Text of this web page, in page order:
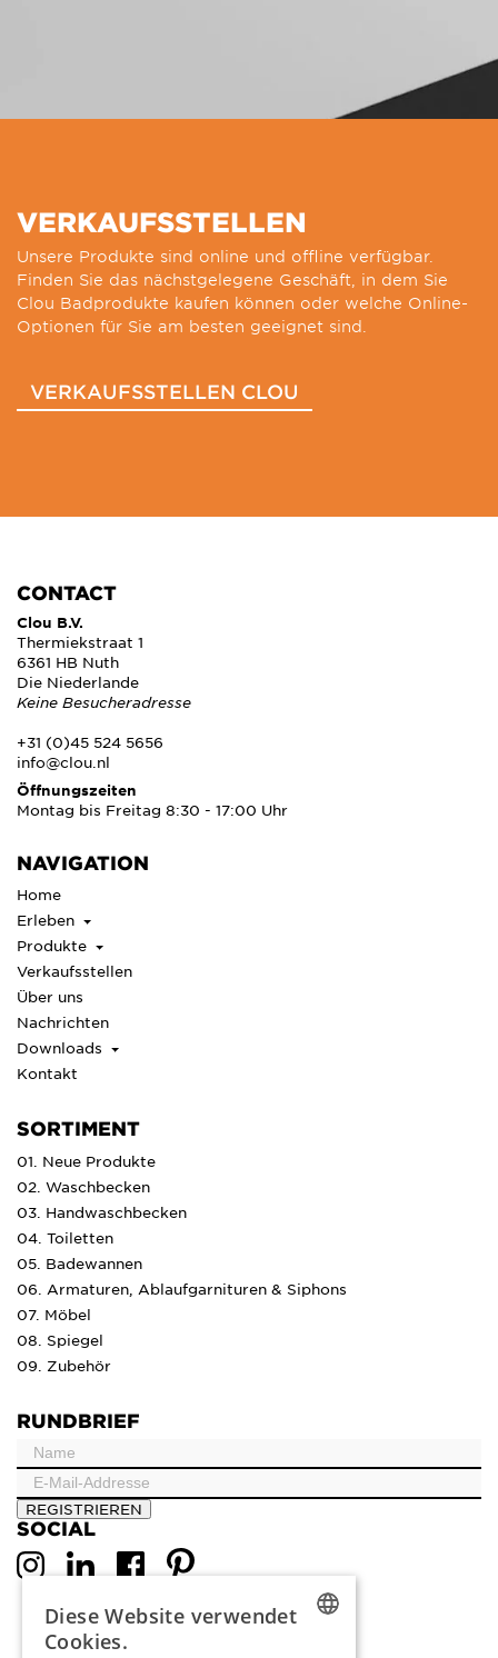
VERKAUFSSTELLEN
Unsere Produkte sind online und offline verfügbar.
Finden Sie das nächstgelegene Geschäft, in dem Sie
Clou Badprodukte kaufen können oder welche Online-
Optionen für Sie am besten geeignet sind.
VERKAUFSSTELLEN CLOU
CONTACT
Clou B.V.
Thermiekstraat 1
6361 HB Nuth
Die Niederlande
Keine Besucheradresse
+31 (0)45 524 5656
info@clou.nl
Öffnungszeiten
Montag bis Freitag 8:30 - 17:00 Uhr
NAVIGATION
Home
Erleben
Produkte
Verkaufsstellen
Über uns
Nachrichten
Downloads
Kontakt
SORTIMENT
01. Neue Produkte
02. Waschbecken
03. Handwaschbecken
04. Toiletten
05. Badewannen
06. Armaturen, Ablaufgarnituren & Siphons
07. Möbel
08. Spiegel
09. Zubehör
RUNDBRIEF
REGISTRIEREN
SOCIAL
Diese Website verwendet
Cookies.